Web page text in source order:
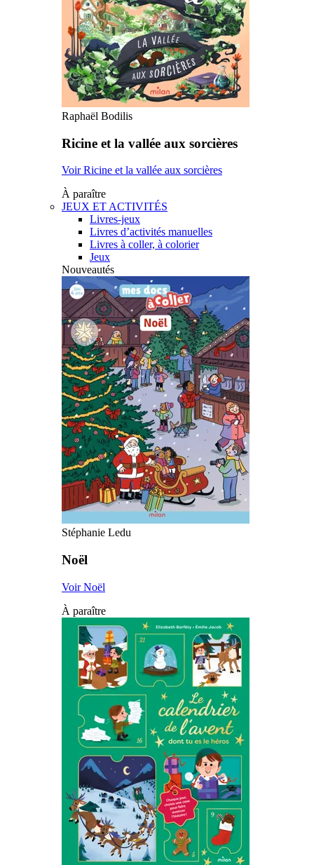
Raphaël Bodilis
Ricine et la vallée aux sorcières
Voir Ricine et la vallée aux sorcières
À paraître
JEUX ET ACTIVITÉS
Livres-jeux
Livres d’activités manuelles
Livres à coller, à colorier
Jeux
Nouveautés
Stéphanie Ledu
Noël
Voir Noël
À paraître